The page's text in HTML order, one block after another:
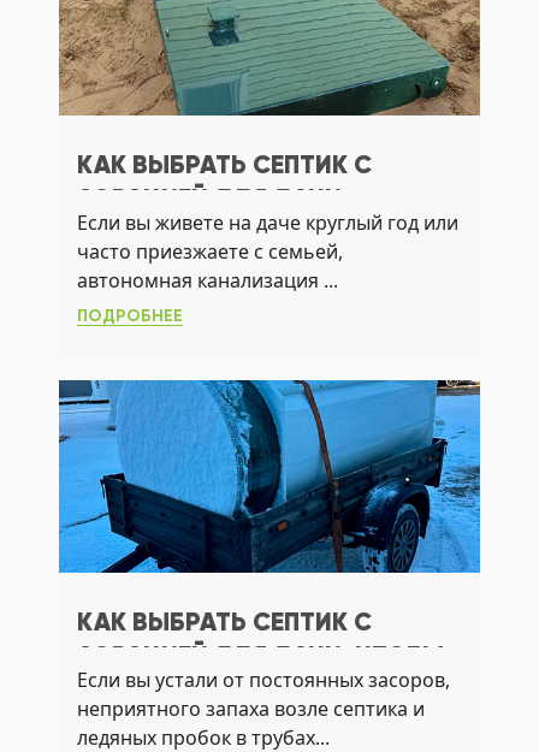
КАК ВЫБРАТЬ СЕПТИК С
АЭРАЦИЕЙ ДЛЯ ДАЧИ:
РЕШЕНИЕ ПРОБЛЕМ С ИЛОМ,
ЗАПАХАМИ И УГВ
Если вы живете на даче круглый год или
часто приезжаете с семьей,
автономная канализация ...
ПОДРОБНЕЕ
КАК ВЫБРАТЬ СЕПТИК С
АЭРАЦИЕЙ ДЛЯ ДАЧИ, ЧТОБЫ
ИЗБЕЖАТЬ ЗАПАХА И
ПРОМЕРЗАНИЯ
Если вы устали от постоянных засоров,
неприятного запаха возле септика и
ледяных пробок в трубах...